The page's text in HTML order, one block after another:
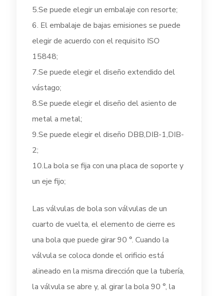
5.Se puede elegir un embalaje con resorte;
6. El embalaje de bajas emisiones se puede
elegir de acuerdo con el requisito ISO
15848;
7.Se puede elegir el diseño extendido del
vástago;
8.Se puede elegir el diseño del asiento de
metal a metal;
9.Se puede elegir el diseño DBB,DIB-1,DIB-
2;
10.La bola se fija con una placa de soporte y
un eje fijo;
Las válvulas de bola son válvulas de un
cuarto de vuelta, el elemento de cierre es
una bola que puede girar 90 °. Cuando la
válvula se coloca donde el orificio está
alineado en la misma dirección que la tubería,
la válvula se abre y, al girar la bola 90 °, la